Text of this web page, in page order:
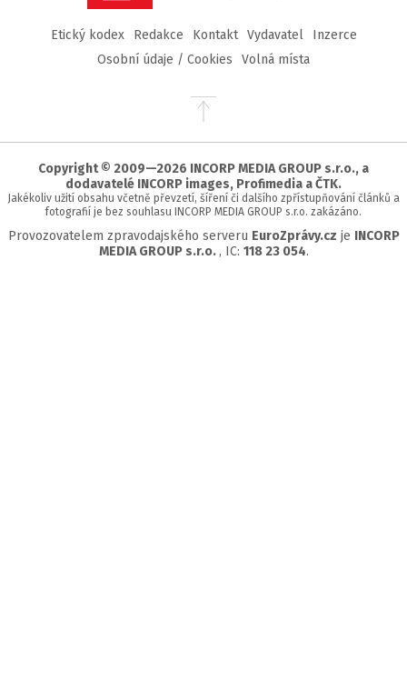
Etický kodex Redakce Kontakt Vydavatel
Inzerce
Osobní údaje / Cookies
Volná místa
Přejít
stránky
Copyright © 2009—2026 INCORP MEDIA GROUP s.r.o., a
dodavatelé INCORP images, Profimedia a ČTK.
Jakékoliv užití obsahu včetně převzetí, šíření či dalšího zpřístupňování článků a
fotografií je bez souhlasu INCORP MEDIA GROUP s.r.o. zakázáno.
Provozovatelem zpravodajského serveru EuroZprávy.cz je INCORP
MEDIA GROUP s.r.o., IC: 118 23 054.